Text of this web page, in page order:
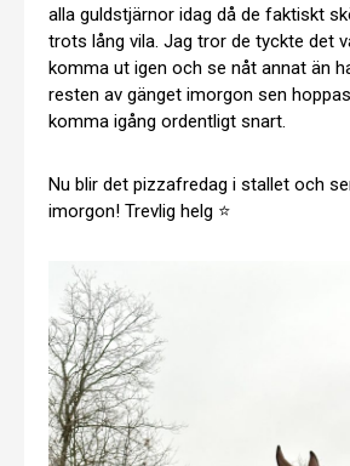
alla guldstjärnor idag då de faktiskt
trots lång vila. Jag tror de tyckte det
komma ut igen och se nåt annat än
resten av gänget imorgon sen
komma igång ordentligt snart.
Nu blir det pizzafredag i stallet och
imorgon! Trevlig helg ⭐️